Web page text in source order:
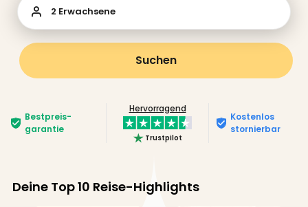
2 Erwachsene
Suchen
Bestpreis­
garantie
Hervorragend
Trustpilot
Kostenlos
stornierbar
Deine Top 10 Reise-Highlights